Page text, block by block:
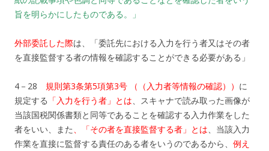
旨を明らかにしたものである。」
外部委託した際は、「委託先における入力を行う者又はその者
を直接監督する者の情報を確認することができる必要がある」
4－28 規則第3条第5項第3号 （（入力者等情報の確認）） に
規定する 「入力を行う者」とは、スキャナで読み取った画像が
当該国税関係書類と同等であることを確認する入力作業をした
者をいい、また、「その者を直接監督する者」とは、当該入力
作業を直接に監督する責任のある者をいうのであるから、 例え